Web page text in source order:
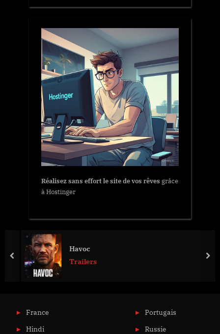
Réalisez sans effort le site de vos rêves grâce
à Hostinger
Havoc
Trailers
prev
France
Hindi
Portugais
Russie